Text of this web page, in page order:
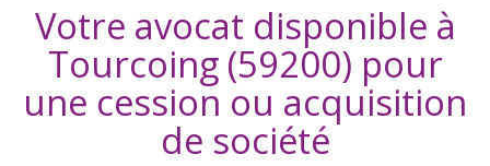
Votre avocat disponible à
Tourcoing (59200) pour
une cession ou acquisition
de société